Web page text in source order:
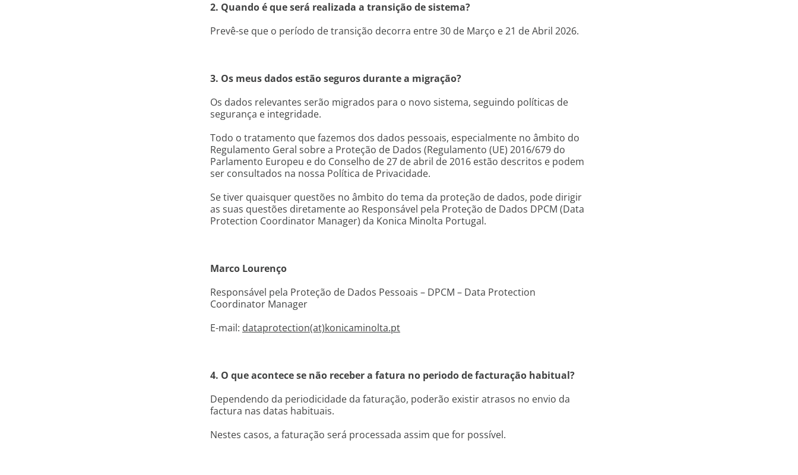
2. Quando é que será realizada a transição de sistema?
Prevê-se que o período de transição decorra entre 30 de Março e 21 de Abril 2026.
3. Os meus dados estão seguros durante a migração?
Os dados relevantes serão migrados para o novo sistema, seguindo políticas de
segurança e integridade.
Todo o tratamento que fazemos dos dados pessoais, especialmente no âmbito do
Regulamento Geral sobre a Proteção de Dados (Regulamento (UE) 2016/679 do
Parlamento Europeu e do Conselho de 27 de abril de 2016 estão descritos e podem
ser consultados na nossa Política de Privacidade.
Se tiver quaisquer questões no âmbito do tema da proteção de dados, pode dirigir
as suas questões diretamente ao Responsável pela Proteção de Dados DPCM (Data
Protection Coordinator Manager) da Konica Minolta Portugal.
Marco Lourenço
Responsável pela Proteção de Dados Pessoais – DPCM – Data Protection
Coordinator Manager
E-mail: dataprotection(at)konicaminolta.pt
4. O que acontece se não receber a fatura no periodo de facturação habitual?
Dependendo da periodicidade da faturação, poderão existir atrasos no envio da
factura nas datas habituais.
Nestes casos, a faturação será processada assim que for possível.